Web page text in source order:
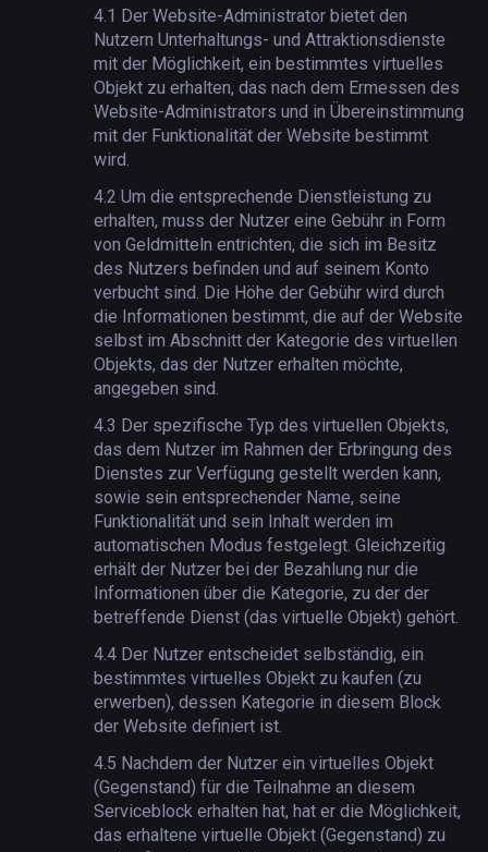
4.1 Der Website-Administrator bietet den
Nutzern Unterhaltungs- und Attraktionsdienste
mit der Möglichkeit, ein bestimmtes virtuelles
Objekt zu erhalten, das nach dem Ermessen des
Website-Administrators und in Übereinstimmung
mit der Funktionalität der Website bestimmt
wird.
4.2 Um die entsprechende Dienstleistung zu
erhalten, muss der Nutzer eine Gebühr in Form
von Geldmitteln entrichten, die sich im Besitz
des Nutzers befinden und auf seinem Konto
verbucht sind. Die Höhe der Gebühr wird durch
die Informationen bestimmt, die auf der Website
selbst im Abschnitt der Kategorie des virtuellen
Objekts, das der Nutzer erhalten möchte,
angegeben sind.
4.3 Der spezifische Typ des virtuellen Objekts,
das dem Nutzer im Rahmen der Erbringung des
Dienstes zur Verfügung gestellt werden kann,
sowie sein entsprechender Name, seine
Funktionalität und sein Inhalt werden im
automatischen Modus festgelegt. Gleichzeitig
erhält der Nutzer bei der Bezahlung nur die
Informationen über die Kategorie, zu der der
betreffende Dienst (das virtuelle Objekt) gehört.
4.4 Der Nutzer entscheidet selbständig, ein
bestimmtes virtuelles Objekt zu kaufen (zu
erwerben), dessen Kategorie in diesem Block
der Website definiert ist.
4.5 Nachdem der Nutzer ein virtuelles Objekt
(Gegenstand) für die Teilnahme an diesem
Serviceblock erhalten hat, hat er die Möglichkeit,
das erhaltene virtuelle Objekt (Gegenstand) zu